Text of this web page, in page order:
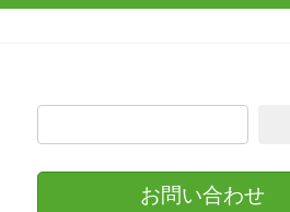
索:
お問い合わせ